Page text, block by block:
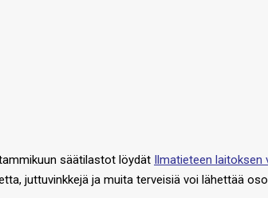
säätilastot löydät Ilmatieteen laitoksen
juttuvinkkejä ja muita terveisiä voi lähettää